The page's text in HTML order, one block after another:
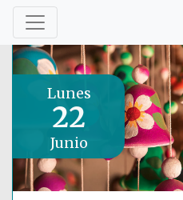
Lunes
22
Junio